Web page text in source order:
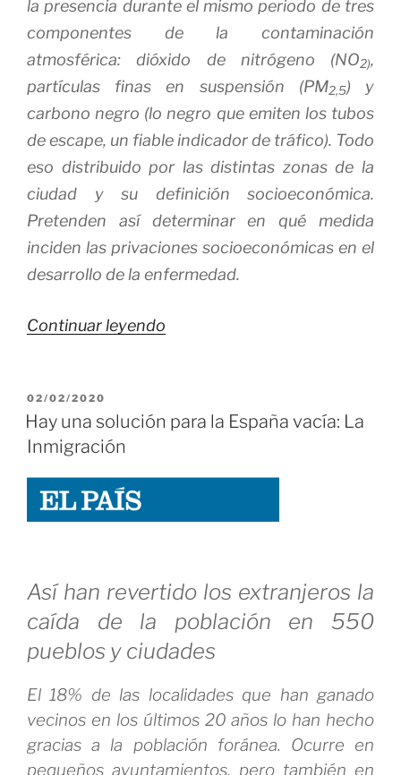
la presencia durante el mismo periodo de tres
componentes de la contaminación
atmosférica: dióxido de nitrógeno (NO2),
partículas finas en suspensión (PM2,5) y
carbono negro (lo negro que emiten los tubos
de escape, un fiable indicador de tráfico). Todo
eso distribuido por las distintas zonas de la
ciudad y su definición socioeconómica.
Pretenden así determinar en qué medida
inciden las privaciones socioeconómicas en el
desarrollo de la enfermedad.
Continuar leyendo
lastre!
contentas»
PUBLICADO
EL
02/02/2020
Hay una solución para la España vacía: La
Inmigración
Así han revertido los extranjeros la
caída de la población en 550
pueblos y ciudades
El 18% de las localidades que han ganado
vecinos en los últimos 20 años lo han hecho
gracias a la población foránea. Ocurre en
pequeños ayuntamientos, pero también en